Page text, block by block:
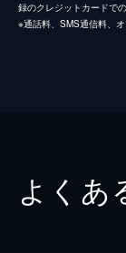
録のクレジットカードで
※通話料、SMS通信料、
よくあ